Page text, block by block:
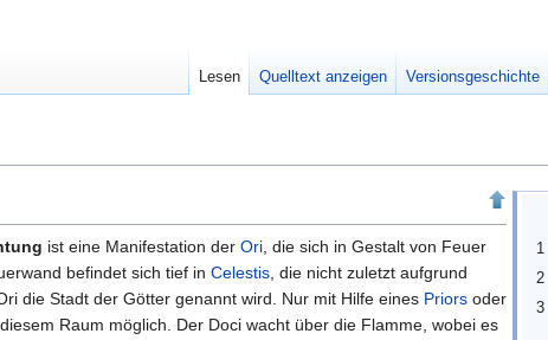
1
2
3
ist eine Manifestation der Ori, die sich in Gestalt von Feuer
befindet sich tief in Celestis, die nicht zuletzt aufgrund
die Stadt der Götter genannt wird. Nur mit Hilfe eines Priorsoder
Raum möglich. Der Doci wacht über die Flamme, wobei es
Lesen Quelltext anzeigen Versionsgeschichte